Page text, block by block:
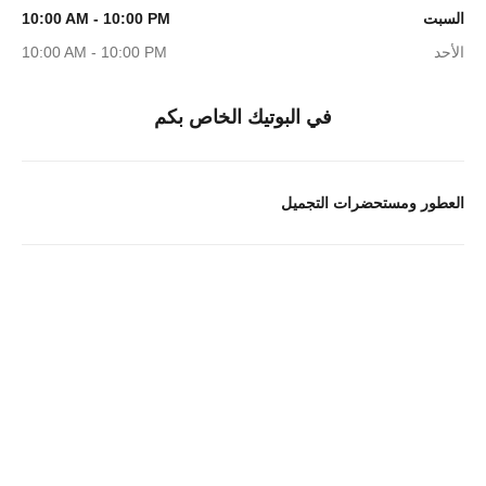
السبت
10:00 AM - 10:00 PM
الأحد
10:00 AM - 10:00 PM
في البوتيك الخاص بكم
العطور ومستحضرات التجميل